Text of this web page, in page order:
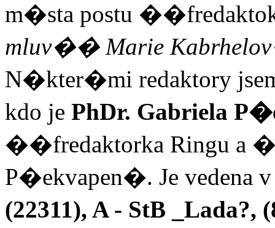
m�sta postu
mluv�� Marie
N�kter�mi redaktory
kdo je PhDr. Gabriela
��fredaktorka Ringu a
P�ekvapen�. Je vedena
(22311), A - StB